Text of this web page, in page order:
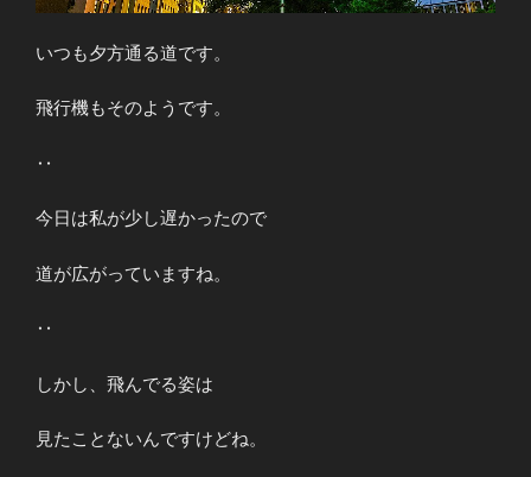
いつも夕方通る道です。
飛行機もそのようです。
‥
今日は私が少し遅かったので
道が広がっていますね。
‥
しかし、飛んでる姿は
見たことないんですけどね。